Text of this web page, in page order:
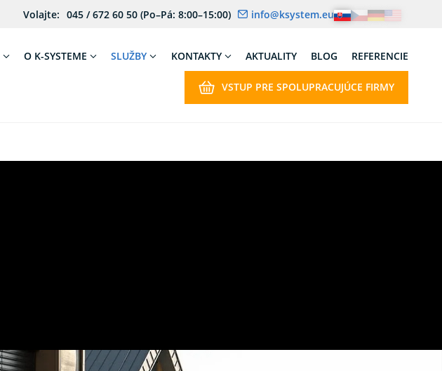
Volajte: 045 / 672 60 50 (Po–Pá: 8:00–15:00) info@ksystem.eu
O K-SYSTEME SLUŽBY KONTAKTY AKTUALITY BLOG REFERENCIE
VSTUP PRE SPOLUPRACUJÚCE FIRMY